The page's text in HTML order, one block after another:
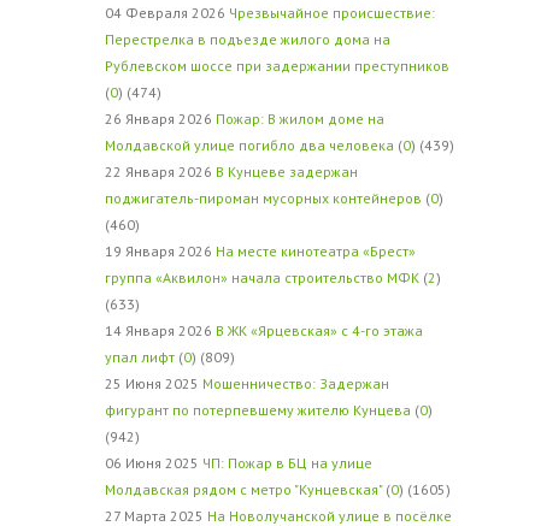
04 Февраля 2026 Чрезвычайное происшествие:
Перестрелка в подъезде жилого дома на
Рублевском шоссе при задержании преступников
(0) (474)
26 Января 2026 Пожар: В жилом доме на
Молдавской улице погибло два человека (0) (439)
22 Января 2026 В Кунцеве задержан
поджигатель-пироман мусорных контейнеров (0)
(460)
19 Января 2026 На месте кинотеатра «Брест»
группа «Аквилон» начала строительство МФК (2)
(633)
14 Января 2026 В ЖК «Ярцевская» с 4-го этажа
упал лифт (0) (809)
25 Июня 2025 Мошенничество: Задержан
фигурант по потерпевшему жителю Кунцева (0)
(942)
06 Июня 2025 ЧП: Пожар в БЦ на улице
Молдавская рядом с метро "Кунцевская" (0) (1605)
27 Марта 2025 На Новолучанской улице в посёлке